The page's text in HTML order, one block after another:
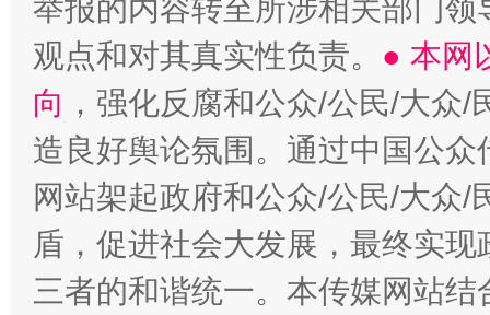
举报的内容转至所涉相关部门
观点和对其真实性负责。 ● 本网
向 ，强化反腐和公众/公民/大众
造良好舆论氛围。通过中国公
网站架起政府和公众/公民/大众
盾，促进社会大发展，最终实
三者的和谐统一。本传媒网站